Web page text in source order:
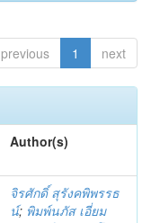
previous 1 next
Author(s)
จิรศักดิ์ สุรังคพิพรรธ
น์; พิมพ์นภัส เอี่ยม